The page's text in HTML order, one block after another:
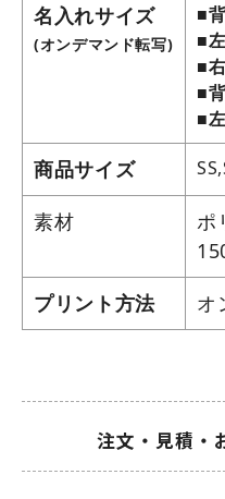
名入れサイズ
(オンデマンド転写)
■
■
■
■
■
商品サイズ
素材
ポ
プリント方法
オ
注文・見積・